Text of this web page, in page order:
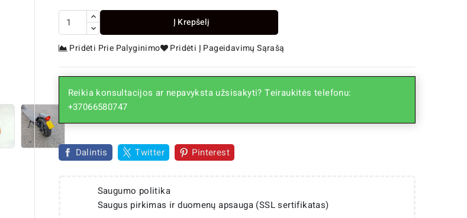
Į Krepšelį
Pridėti Prie Palyginimo Pridėti Į Pageidavimų Sąrašą
Reikia konsultacijos ar nepavyksta užsisakyti? Teiraukitės telefonu:
+37066580747
Dalintis Twitter Pinterest
Saugumo politika
Saugus pirkimas ir duomenų apsauga (SSL sertifikatas)